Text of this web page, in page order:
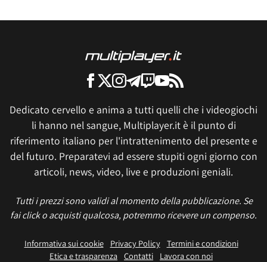
Dedicato cervello e anima a tutti quelli che i videogiochi
li hanno nel sangue, Multiplayer.it è il punto di
riferimento italiano per l'intrattenimento del presente e
del futuro. Preparatevi ad essere stupiti ogni giorno con
articoli, news, video, live e produzioni geniali.
Tutti i prezzi sono validi al momento della pubblicazione. Se
fai click o acquisti qualcosa, potremmo ricevere un compenso.
Informativa sui cookie Privacy Policy
Termini e condizioni
Etica e trasparenza Contatti
Lavora con noi